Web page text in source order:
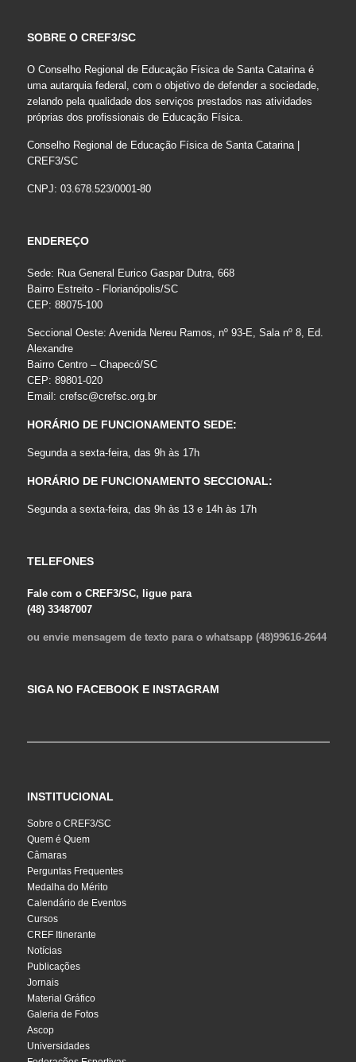
SOBRE O CREF3/SC
O Conselho Regional de Educação Física de Santa Catarina é
uma autarquia federal, com o objetivo de defender a sociedade,
zelando pela qualidade dos serviços prestados nas atividades
próprias dos profissionais de Educação Física.
Conselho Regional de Educação Física de Santa Catarina |
CREF3/SC
CNPJ: 03.678.523/0001-80
ENDEREÇO
Sede: Rua General Eurico Gaspar Dutra, 668
Bairro Estreito - Florianópolis/SC
CEP: 88075-100
Seccional Oeste: Avenida Nereu Ramos, nº 93-E, Sala nº 8, Ed.
Alexandre
Bairro Centro – Chapecó/SC
CEP: 89801-020
Email: crefsc@crefsc.org.br
HORÁRIO DE FUNCIONAMENTO SEDE:
Segunda a sexta-feira, das 9h às 17h
HORÁRIO DE FUNCIONAMENTO SECCIONAL:
Segunda a sexta-feira, das 9h às 13 e 14h às 17h
TELEFONES
Fale com o CREF3/SC, ligue para
(48) 33487007
ou envie mensagem de texto para o whatsapp (48)99616-2644
SIGA NO FACEBOOK E INSTAGRAM
INSTITUCIONAL
Sobre o CREF3/SC
Quem é Quem
Câmaras
Perguntas Frequentes
Medalha do Mérito
Calendário de Eventos
Cursos
CREF Itinerante
Notícias
Publicações
Jornais
Material Gráfico
Galeria de Fotos
Ascop
Universidades